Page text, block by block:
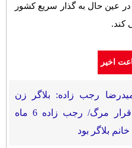
عین حال به گذار سریع کشور
کند.
اخیر
رجب زاده: بلاگر زن
طعمه کشاندن مداح به قرار مرگ/ رجب زاده 6 ماه
بلاگر بود